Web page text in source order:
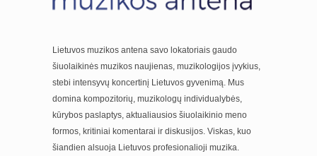
Lietuvos muzikos antena savo lokatoriais gaudo
šiuolaikinės muzikos naujienas, muzikologijos įvykius,
stebi intensyvų koncertinį Lietuvos gyvenimą. Mus
domina kompozitorių, muzikologų individualybės,
kūrybos paslaptys, aktualiausios šiuolaikinio meno
formos, kritiniai komentarai ir diskusijos. Viskas, kuo
šiandien alsuoja Lietuvos profesionalioji muzika.